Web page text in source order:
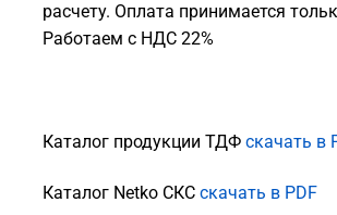
расчету. Оплата принимается
Работаем с НДС 22%
Каталог продукции ТДФ скачать в
Каталог Netko СКС скачать в PDF